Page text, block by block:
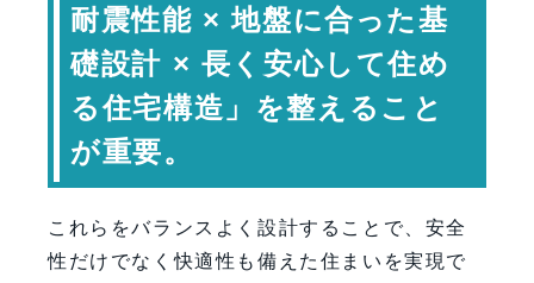
り
専門家コメント
まとめ：安心して暮らせる耐震住宅
FAQ（よくある質問）
耐震性能 × 地盤に合った基
礎設計 × 長く安心して住め
る住宅構造」を整えること
が重要。
これらをバランスよく設計することで、安全
性だけでなく快適性も備えた住まいを実現で